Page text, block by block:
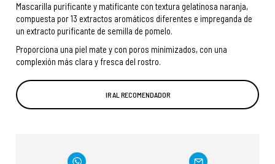
Mascarilla purificante y matificante con textura gelatinosa naranja,
compuesta por 13 extractos aromáticos diferentes e impreganda de
un extracto purificante de semilla de pomelo.
Proporciona una piel mate y con poros minimizados, con una
complexión más clara y fresca del rostro.
IR AL RECOMENDADOR